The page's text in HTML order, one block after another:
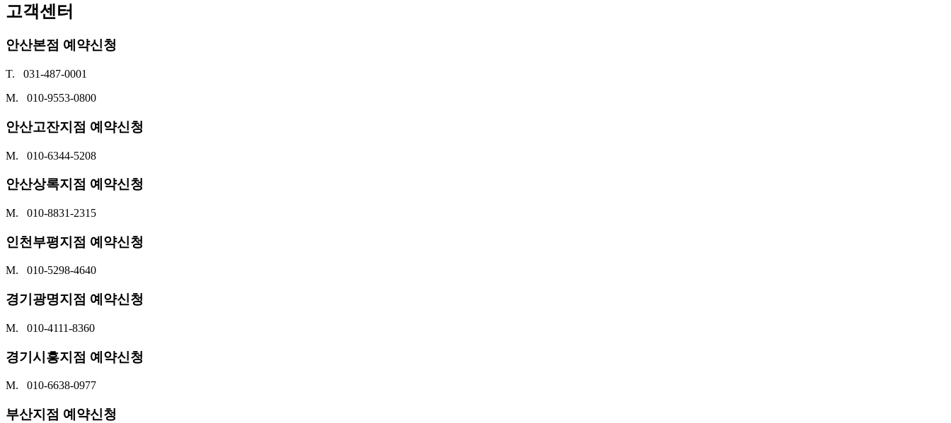
고객센터
안산본점 예약신청
T. 031-487-0001
M. 010-9553-0800
안산고잔지점 예약신청
M. 010-6344-5208
안산상록지점 예약신청
M. 010-8831-2315
인천부평지점 예약신청
M. 010-5298-4640
경기광명지점 예약신청
M. 010-4111-8360
경기시흥지점 예약신청
M. 010-6638-0977
부산지점 예약신청